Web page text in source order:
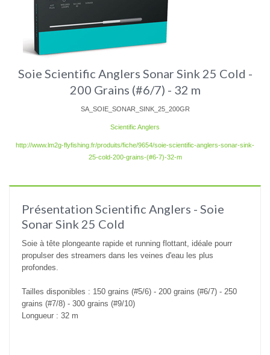
Soie Scientific Anglers Sonar Sink 25 Cold -
200 Grains (#6/7) - 32 m
SA_SOIE_SONAR_SINK_25_200GR
Scientific Anglers
http://www.lm2g-flyfishing.fr/produits/fiche/9654/soie-scientific-anglers-sonar-sink-
25-cold-200-grains-(#6-7)-32-m
Présentation Scientific Anglers - Soie
Sonar Sink 25 Cold
Soie à tête plongeante rapide et running flottant, idéale pourr
propulser des streamers dans les veines d'eau les plus
profondes.
Tailles disponibles : 150 grains (#5/6) - 200 grains (#6/7) - 250
grains (#7/8) - 300 grains (#9/10)
Longueur : 32 m